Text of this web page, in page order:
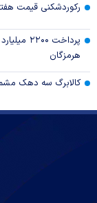
رکوردشکنی قیمت
پرداخت
هرمزگان
کالابرگ سه دهک